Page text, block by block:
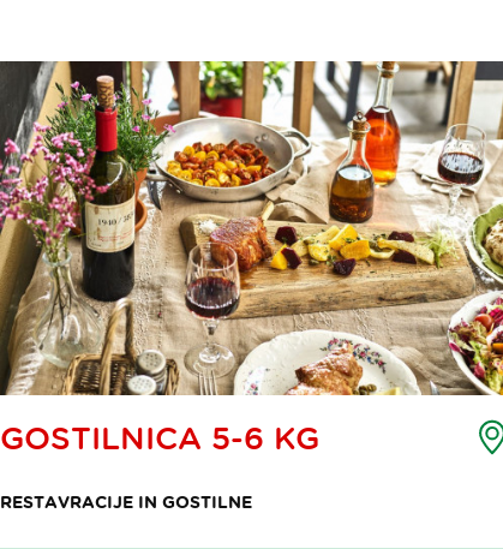
GOSTILNICA 5-6 KG
RESTAVRACIJE IN GOSTILNE